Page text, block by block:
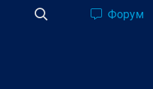
Форум